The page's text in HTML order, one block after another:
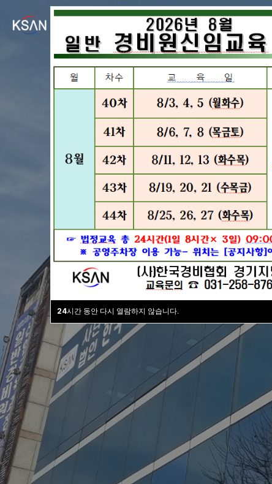
24시간 동안 다시 열람하지 않습니다.
경비원교육
국내
검증된 커리